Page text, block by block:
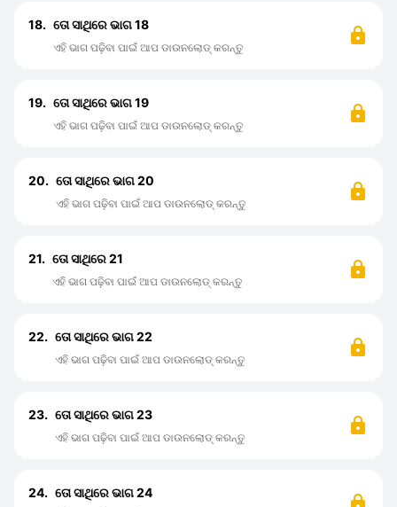
18. ତୋ ସାଥିରେ ଭାଗ 18
ଏହି ଭାଗ ପଢ଼ିବା ପାଇଁ ଆପ ଡାଉନଲୋଡ୍ କରନ୍ତୁ
19. ତୋ ସାଥିରେ ଭାଗ 19
ଏହି ଭାଗ ପଢ଼ିବା ପାଇଁ ଆପ ଡାଉନଲୋଡ୍ କରନ୍ତୁ
20. ତୋ ସାଥିରେ ଭାଗ 20
ଏହି ଭାଗ ପଢ଼ିବା ପାଇଁ ଆପ ଡାଉନଲୋଡ୍ କରନ୍ତୁ
21. ତୋ ସାଥିରେ 21
ଏହି ଭାଗ ପଢ଼ିବା ପାଇଁ ଆପ ଡାଉନଲୋଡ୍ କରନ୍ତୁ
22. ତୋ ସାଥିରେ ଭାଗ 22
ଏହି ଭାଗ ପଢ଼ିବା ପାଇଁ ଆପ ଡାଉନଲୋଡ୍ କରନ୍ତୁ
23. ତୋ ସାଥିରେ ଭାଗ 23
ଏହି ଭାଗ ପଢ଼ିବା ପାଇଁ ଆପ ଡାଉନଲୋଡ୍ କରନ୍ତୁ
24. ତୋ ସାଥିରେ ଭାଗ 24